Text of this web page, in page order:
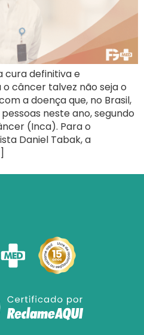
cura definitiva e
câncer talvez não seja o
a doença que, no Brasil,
neste ano, segundo
(Inca). Para o
Daniel Tabak, a